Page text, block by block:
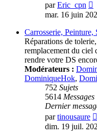
parEric_cpn
mar. 16 juin
Carrosserie, Peinture,
Réparations de
remplacement du ciel
rendre votre DS
Modérateurs :
DominiqueHok,
752 Sujets
5614 Messages
Dernier
partinousaure
dim. 19 juil.